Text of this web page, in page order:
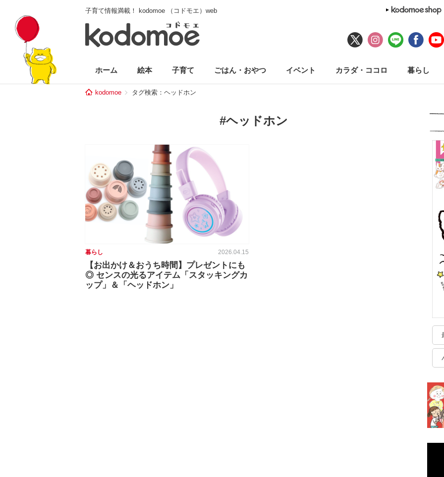
子育て情報満載！ kodomoe （コドモエ）web
ホーム 絵本 子育て ごはん・おやつ イベント カラダ・ココロ 暮らし
kodomoe タグ検索：ヘッドホン
#ヘッドホン
暮らし 2026.04.15
【お出かけ＆おうち時間】プレゼントにも
◎ センスの光るアイテム「スタッキングカ
ップ」＆「ヘッドホン」